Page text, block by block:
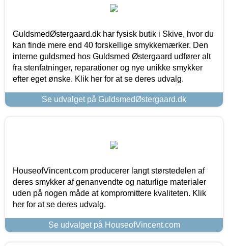
GuldsmedØstergaard.dk har fysisk butik i Skive, hvor du
kan finde mere end 40 forskellige smykkemærker. Den
interne guldsmed hos Guldsmed Østergaard udfører alt
fra stenfatninger, reparationer og nye unikke smykker
efter eget ønske. Klik her for at se deres udvalg.
Se udvalget på GuldsmedØstergaard.dk
HouseofVincent.com producerer langt størstedelen af
deres smykker af genanvendte og naturlige materialer
uden på nogen måde at kompromittere kvaliteten. Klik
her for at se deres udvalg.
Se udvalget på HouseofVincent.com